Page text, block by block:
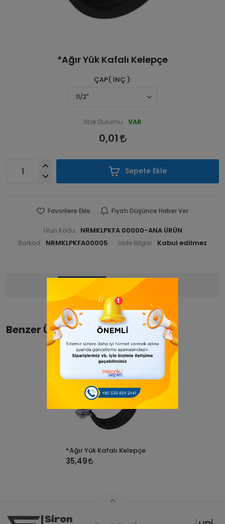
*Ağır Yük Kafalı Kelepçe
ÇAP( İNÇ )
Stok Durumu: VAR
0,01
Sepete Ekle
Favorilere Ekle Fiyatı Düşünce Haber Ver
Ürün Kodu: NRMKLPKFA 00000-ANA ÜRÜN
Barkod: NRMKLPKFA00005 İade Bilgisi:
Yorumlar
Benzer Ürünler
*Ağır Yük Kafalı Kelepçe
35,49